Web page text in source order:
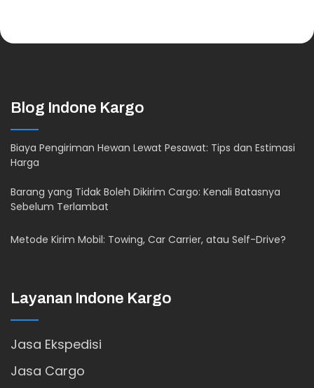
Blog Indone Kargo
Biaya Pengiriman Hewan Lewat Pesawat: Tips dan Estimasi
Harga
Barang yang Tidak Boleh Dikirim Cargo: Kenali Batasnya
Sebelum Terlambat
Metode Kirim Mobil: Towing, Car Carrier, atau Self-Drive?
Layanan Indone Kargo
Jasa Ekspedisi
Jasa Cargo